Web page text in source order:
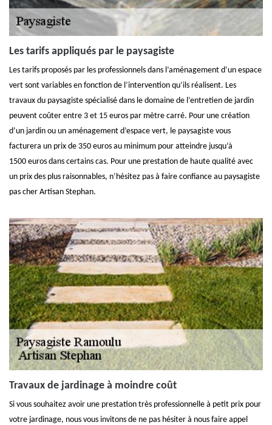
Les tarifs appliqués par le paysagiste
Les tarifs proposés par les professionnels dans l’aménagement d’un espace
vert sont variables en fonction de l’intervention qu’ils réalisent. Les
travaux du paysagiste spécialisé dans le domaine de l’entretien de jardin
peuvent coûter entre 3 et 15 euros par mètre carré. Pour une création
d’un jardin ou un aménagement d’espace vert, le paysagiste vous
facturera un prix de 350 euros au minimum pour atteindre jusqu’à
1500 euros dans certains cas. Pour une prestation de haute qualité avec
un prix des plus raisonnables, n’hésitez pas à faire confiance au paysagiste
pas cher Artisan Stephan.
Travaux de jardinage à moindre coût
Si vous souhaitez avoir une prestation très professionnelle à petit prix pour
votre jardinage, nous vous invitons de ne pas hésiter à nous faire appel